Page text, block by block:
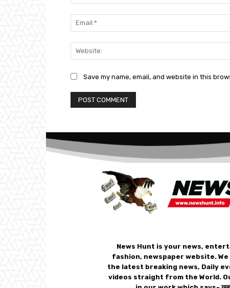
Save my name, email, and website in this
News Hunt is your news,
fashion, newspaper website.
the latest breaking news, Daily
videos straight from the World.